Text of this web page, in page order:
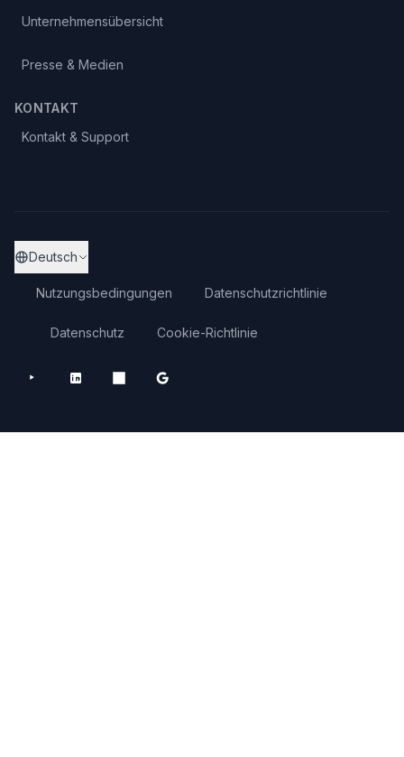
Unternehmensübersicht
Presse & Medien
KONTAKT
Kontakt & Support
Deutsch
Nutzungsbedingungen Datenschutzrichtlinie
Datenschutz Cookie-Richtlinie